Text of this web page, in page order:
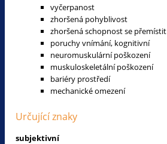
vyčerpanost
zhoršená pohyblivost
zhoršená schopnost se přemístit
poruchy vnímání, kognitivní
neuromuskulární poškození
muskuloskeletální poškození
bariéry prostředí
mechanické omezení
Určující znaky
subjektivní